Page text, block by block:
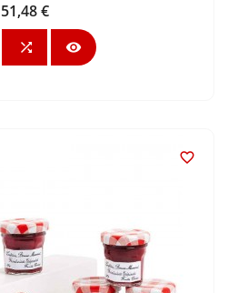
Cijena
51,48 €
 
